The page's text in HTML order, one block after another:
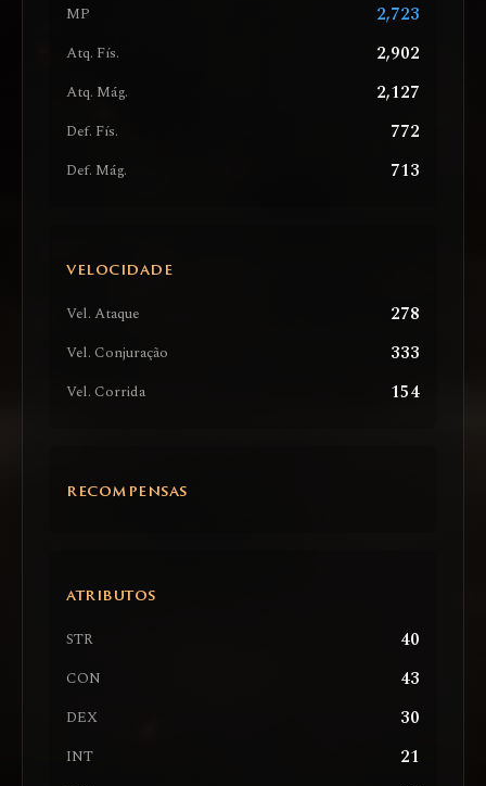
MP 2,723
Atq. Fís. 2,902
Atq. Mág. 2,127
Def. Fís. 772
Def. Mág. 713
VELOCIDADE
Vel. Ataque 278
Vel. Conjuração 333
Vel. Corrida 154
RECOMPENSAS
ATRIBUTOS
STR 40
CON 43
DEX 30
INT 21